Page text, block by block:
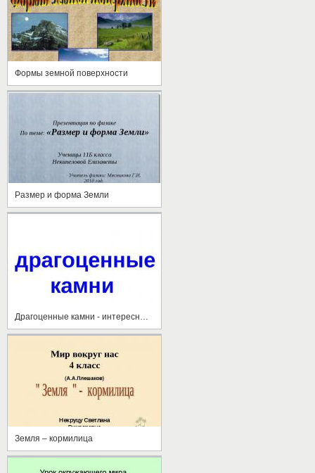
Формы земной поверхности
Размер и форма Земли
Земля – кормилица